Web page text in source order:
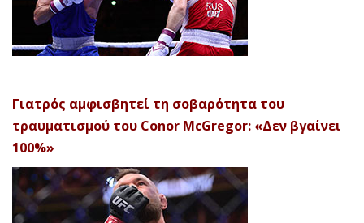
Γιατρός αμφισβητεί τη σοβαρότητα του
τραυματισμού του Conor McGregor: «Δεν βγαίνει
100%»